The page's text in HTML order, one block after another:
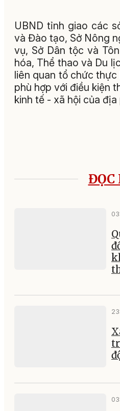
UBND tỉnh giao các
và Đào tạo, Sở Nông
vụ, Sở Dân tộc và
hóa, Thể thao và Du
liên quan tổ chức
phù hợp với điều kiện
kinh tế - xã hội của địa
ĐỌC